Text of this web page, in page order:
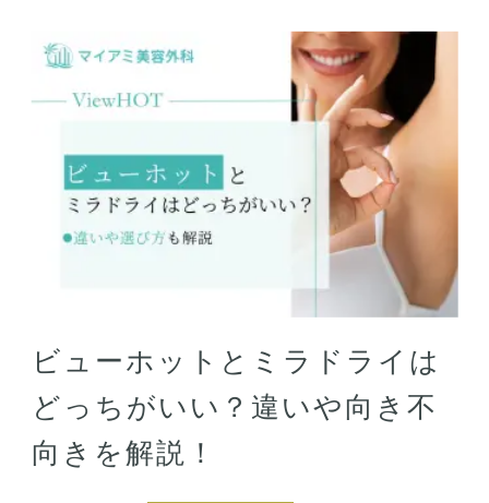
ビューホットとミラドライは
どっちがいい？違いや向き不
向きを解説！